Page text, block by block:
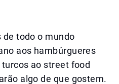
todo o mundo
aos hambúrgueres
ao street food
algo de que gostem.